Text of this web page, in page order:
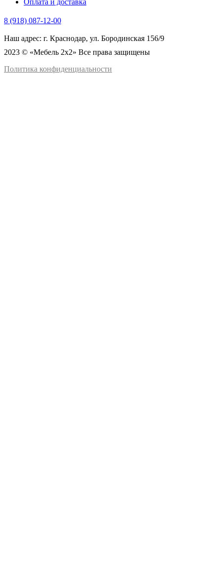
Оплата и доставка
8 (918) 087-12-00
Наш адрес: г. Краснодар, ул. Бородинская 156/9
2023 © «Мебель 2x2» Все права защищены
Политика конфиденциальности